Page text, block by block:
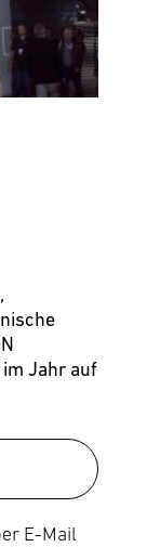
Jahr auf
E-Mail